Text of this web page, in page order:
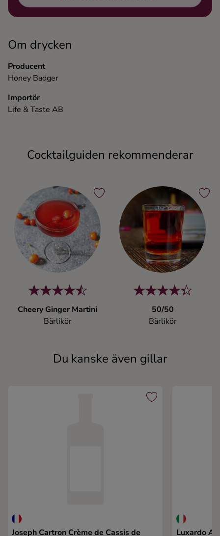
Om drycken
Producent
Honey Badger
Importör
Life & Taste AB
Cocktailguiden rekommenderar
Cheery Ginger Martini
Bärlikör
50/50
Bärlikör
Du kanske även gillar
Joseph Cartron Crème de Cassis de Luxardo